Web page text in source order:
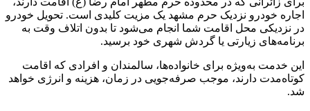
اجاره خودرو نزدیک حرم مشهد یک مزیت کلیدی است. تحویل خودرو
در نزدیکی محل اقامت شما انجام می‌شود تا بدون اتلاف وقت به
برنامه‌های زیارتی یا گردش شهری خود برسید.
این خدمت به‌ویژه برای خانواده‌ها، سالمندان و افرادی که اقامت
کوتاه‌مدت دارند، موجب صرفه‌جویی در زمان، هزینه و انرژی خواهد
شد.